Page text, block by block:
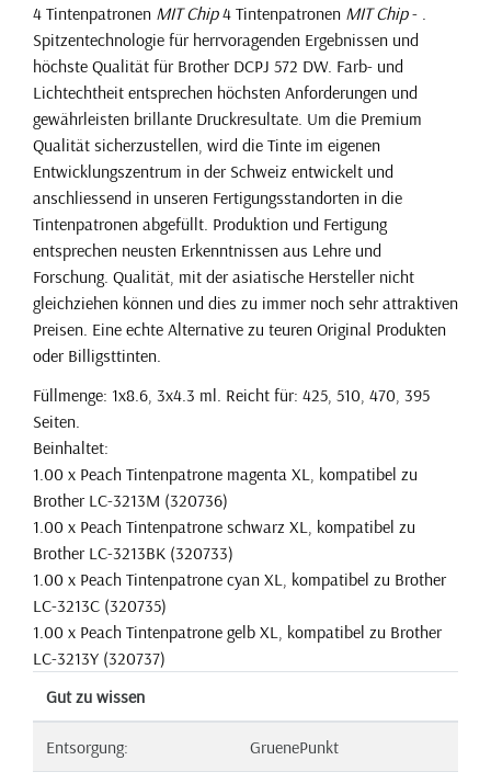
4 Tintenpatronen MIT Chip4 Tintenpatronen MIT Chip- .
Spitzentechnologie für herrvoragenden Ergebnissen und
höchste Qualität für Brother DCPJ 572 DW. Farb- und
Lichtechtheit entsprechen höchsten Anforderungen und
gewährleisten brillante Druckresultate. Um die Premium
Qualität sicherzustellen, wird die Tinte im eigenen
Entwicklungszentrum in der Schweiz entwickelt und
anschliessend in unseren Fertigungsstandorten in die
Tintenpatronen abgefüllt. Produktion und Fertigung
entsprechen neusten Erkenntnissen aus Lehre und
Forschung. Qualität, mit der asiatische Hersteller nicht
gleichziehen können und dies zu immer noch sehr attraktiven
Preisen. Eine echte Alternative zu teuren Original Produkten
oder Billigsttinten.
Füllmenge: 1x8.6, 3x4.3 ml. Reicht für: 425, 510, 470, 395
Seiten.
Beinhaltet:
1.00 x Peach Tintenpatrone magenta XL, kompatibel zu
Brother LC-3213M (320736)
1.00 x Peach Tintenpatrone schwarz XL, kompatibel zu
Brother LC-3213BK (320733)
1.00 x Peach Tintenpatrone cyan XL, kompatibel zu Brother
LC-3213C (320735)
1.00 x Peach Tintenpatrone gelb XL, kompatibel zu Brother
LC-3213Y (320737)
Gut zu wissen
Entsorgung: GruenePunkt